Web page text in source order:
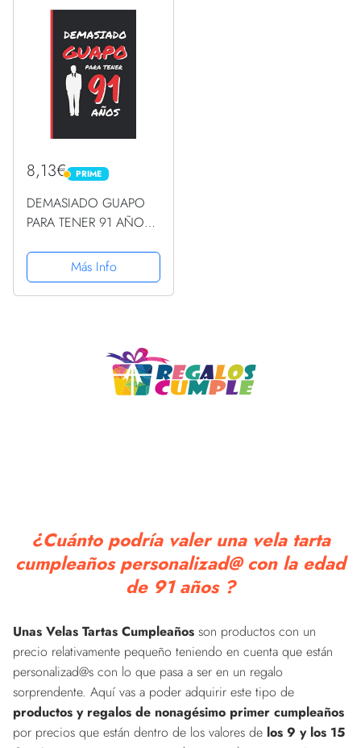
8,13€ PRIME
PRIME
DEMASIADO GUAPO
PARA TENER 91 AÑOS:
CUMPLEAÑOS
ORIGINAL Y DIVERTIDO
PARA HOMBRE | pareja,
Más Info
¿Cuánto podría valer una vela tarta
cumpleaños personalizad@ con la edad
de 91 años ?
Unas Velas Tartas Cumpleaños son productos con un
precio relativamente pequeño teniendo en cuenta que están
personalizad@s con lo que pasa a ser en un regalo
sorprendente. Aquí vas a poder adquirir este tipo de
productos y regalos de nonagésimo primer cumpleaños
por precios que están dentro de los valores de los 9 y los 15